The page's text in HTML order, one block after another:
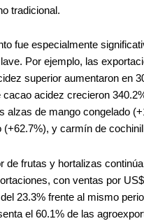
tradicional.
fue especialmente
Por ejemplo, las
superior aumentaron en
cacao acidez crecieron
alzas de mango congelado
(+62.7%), y carmín de
de frutas y hortalizas
con ventas por
23.3% frente al mismo
el 60.1% de las